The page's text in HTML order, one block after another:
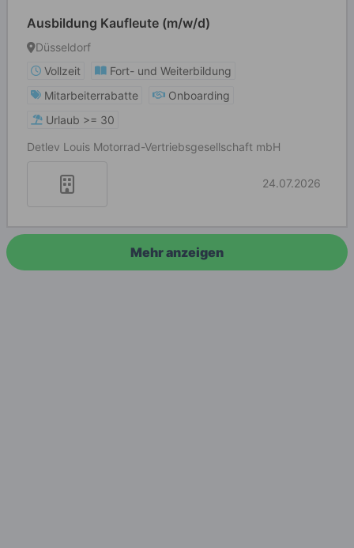
Ausbildung Kaufleute (m/w/d)
Düsseldorf
Vollzeit
Fort- und Weiterbildung
Mitarbeiterrabatte
Onboarding
Urlaub >= 30
Detlev Louis Motorrad-Vertriebsgesellschaft mbH
24.07.2026
Mehr anzeigen